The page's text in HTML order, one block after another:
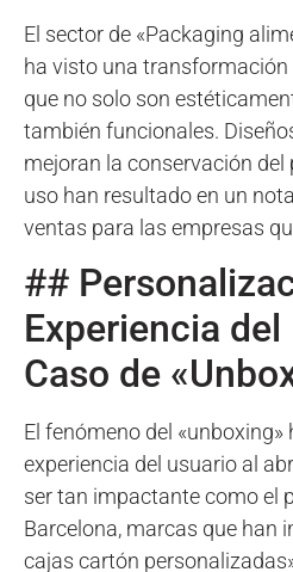
El sector de «Packaging
ha visto una
que no solo son
también funcionales.
mejoran la conservación
uso han resultado en un
ventas para las empresas
##
Experiencia del
Caso de
El fenómeno del
experiencia del usuario al
ser tan impactante como el
Barcelona, marcas que han
cajas cartón